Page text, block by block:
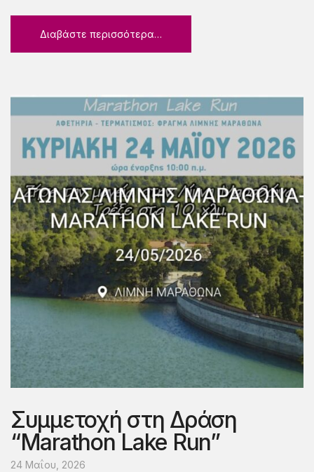
Διαβάστε περισσότερα…
Συμμετοχή στη Δράση
“Marathon Lake Run”
24 Μαΐου, 2026